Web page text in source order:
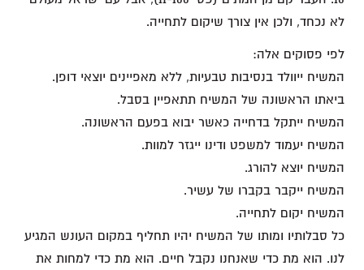
לא נכחד, ולכן אין צורך שיקום לתחייה.
לפי פסוקים אלה:
המשיח ייוולד בנסיבות טבעיות, ללא מאפיינים יוצאי דופן.
ביאתו הראשונה של המשיח תתאפיין בסבל.
המשיח ייתקל בדחייה כאשר יבוא בפעם הראשונה.
המשיח יעמוד למשפט ודינו ייגזר למוות.
המשיח יוצא להורג.
המשיח ייקבר בקברו של עשיר.
המשיח יקום לתחייה.
כל סבלותיו ומותו של המשיח יהיו תחליף במקום העונש המגיע
לנו. הוא מת כדי שאנחנו נקבל חיים. הוא מת כדי למחות את